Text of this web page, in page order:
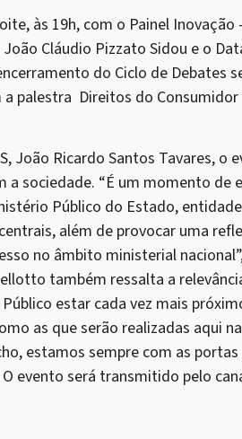
às 19h, com o Painel Inovação
Cláudio Pizzato Sidou e o
do Ciclo de
palestra Direitos do
João Ricardo Santos Tavares, o
sociedade. “É um momento de
Público do Estado,
além de provocar uma
no âmbito ministerial
também ressalta a
estar cada vez mais
as que serão realizadas aqui
estamos sempre com as
evento será transmitido pelo